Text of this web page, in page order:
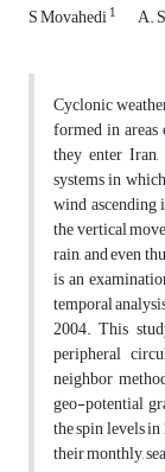
S Movahedi1 A.
Cyclonic
formed in
they enter
systems in
wind ascending
the vertical
rain, and even
is an
temporal
2004. This
peripheral
neighbor
geo-potential
the spin levels in
their monthly,